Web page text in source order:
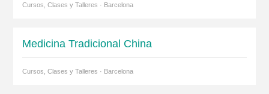
Cursos, Clases y Talleres · Barcelona
Medicina Tradicional China
Cursos, Clases y Talleres · Barcelona